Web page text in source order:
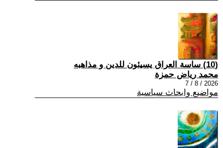
(10) ساسة العراق يسيئون للدين و مذاهبه
محمد رياض حمزة
2026 / 8 / 7
مواضيع وابحاث سياسية